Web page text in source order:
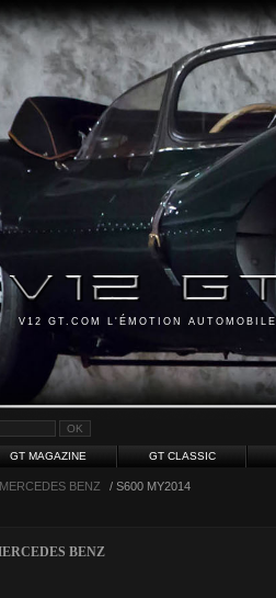
V12 GT.COM L'ÉMOTION AUTOMOBILE
GT MAGAZINE GT CLASSIC
MERCEDES BENZ / S600 MY2014
BENZ